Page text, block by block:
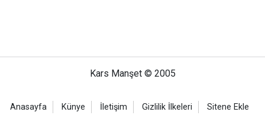
Kars Manşet © 2005
Anasayfa Künye İletişim Gizlilik İlkeleri Sitene Ekle